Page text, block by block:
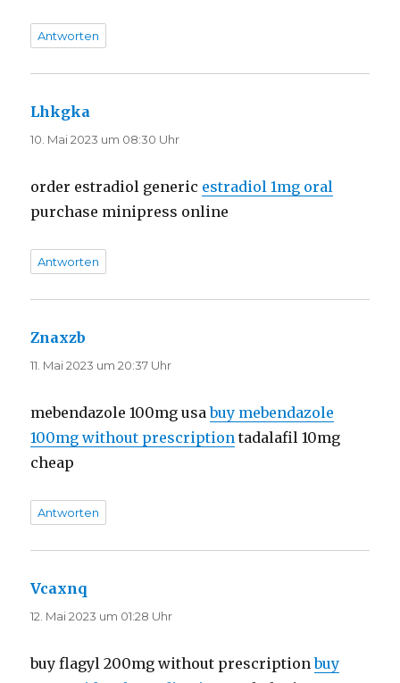
Antworten
Lhkgka
10. Mai 2023 um 08:30 Uhr
order estradiol generic estradiol 1mg oral
purchase minipress online
Antworten
Znaxzb
11. Mai 2023 um 20:37 Uhr
mebendazole 100mg usabuy mebendazole
100mg without prescription tadalafil 10mg
cheap
Antworten
Vcaxnq
12. Mai 2023 um 01:28 Uhr
buy flagyl 200mg without prescriptionbuy